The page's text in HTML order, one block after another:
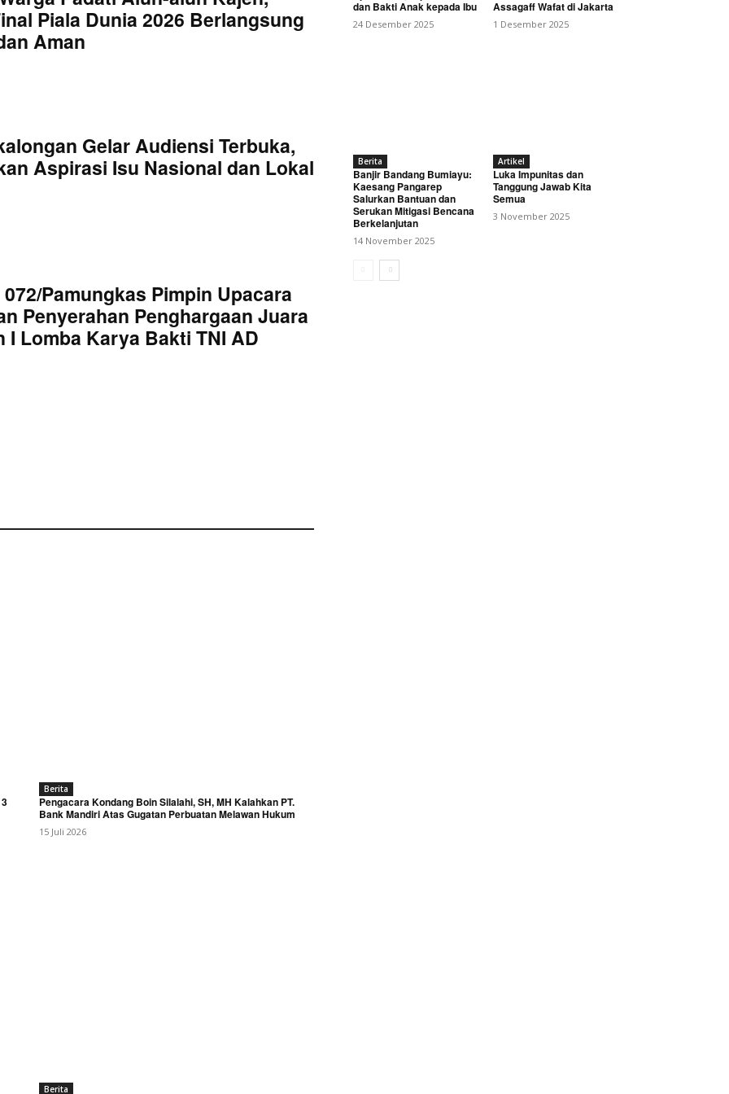
Visit Study Unhan RI, Danrem 072/Pamungkas Tekankan Pentingnya
Piala Dunia 2026 Berlangsung
Aman
Gelar Audiensi Terbuka,
Aspirasi Isu Nasional dan Lokal
Pamungkas Pimpin Upacara
Penyerahan Penghargaan Juara
I Lomba Karya Bakti TNI AD
Berita
Pengacara Kondang Boin Silalahi, SH, MH Kalahkan PT.
Bank Mandiri Atas Gugatan Perbuatan Melawan Hukum
15 Juli 2026
Berita
dan Bakti Anak kepada Ibu
24 Desember 2025
Assagaff Wafat di Jakarta
1 Desember 2025
Berita
Banjir Bandang Bumiayu:
Kaesang Pangarep
Salurkan Bantuan dan
Serukan Mitigasi Bencana
Berkelanjutan
14 November 2025
Artikel
Luka Impunitas dan
Tanggung Jawab Kita
Semua
3 November 2025